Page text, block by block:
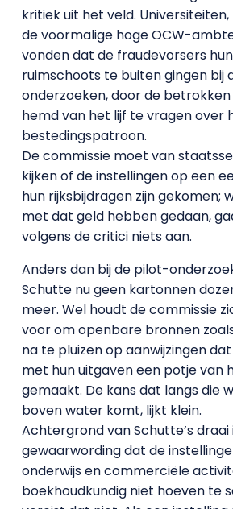
kritiek uit het veld.
de voormalige hoge OCW-
vonden dat de fraudevorsers
ruimschoots te buiten gingen bij
onderzoeken, door de
hemd van het lijf te vragen over
bestedingspatroon.
De commissie moet van
kijken of de instellingen op een
hun rijksbijdragen zijn gekomen;
met dat geld hebben gedaan,
volgens de critici niets aan.
Anders dan bij de pilot-
Schutte nu geen kartonnen
meer. Wel houdt de commissie
voor om openbare bronnen
na te pluizen op aanwijzingen
met hun uitgaven een potje van
gemaakt. De kans dat langs die
boven water komt, lijkt klein.
Achtergrond van Schutte’s draai
gewaarwording dat de
onderwijs en commerciële
boekhoudkundig niet hoeven te